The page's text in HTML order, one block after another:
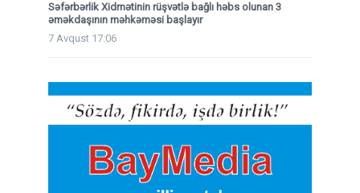
Səfərbərlik Xidmətinin rüşvətlə bağlı həbs olunan 3
əməkdaşının məhkəməsi başlayır
7 Avqust 17:06